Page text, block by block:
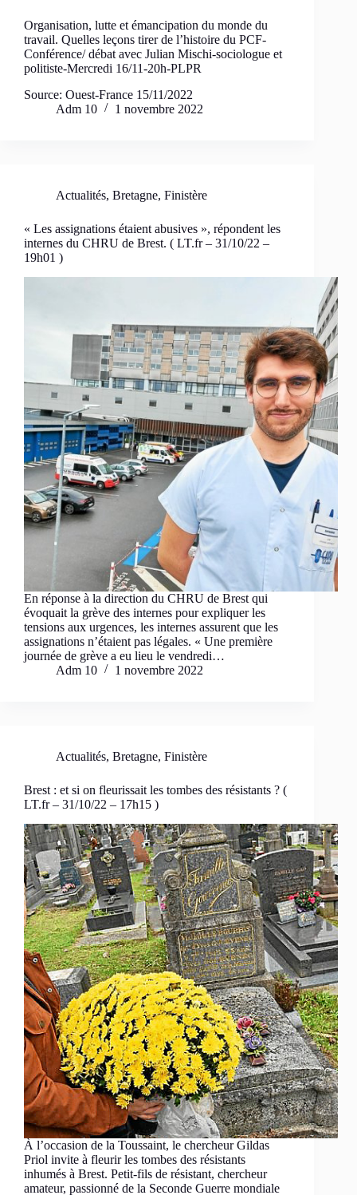
Organisation, lutte et émancipation du monde du
travail. Quelles leçons tirer de l’histoire du PCF-
Conférence/ débat avec Julian Mischi-sociologue et
politiste-Mercredi 16/11-20h-PLPR
Source: Ouest-France 15/11/2022
Adm 10
1 novembre 2022
Actualités, Bretagne, Finistère
« Les assignations étaient abusives », répondent les
internes du CHRU de Brest. ( LT.fr – 31/10/22 –
19h01 )
En réponse à la direction du CHRU de Brest qui
évoquait la grève des internes pour expliquer les
tensions aux urgences, les internes assurent que les
assignations n’étaient pas légales. « Une première
journée de grève a eu lieu le vendredi…
Adm 10
1 novembre 2022
Actualités, Bretagne, Finistère
Brest : et si on fleurissait les tombes des résistants ? (
LT.fr – 31/10/22 – 17h15 )
À l’occasion de la Toussaint, le chercheur Gildas
Priol invite à fleurir les tombes des résistants
inhumés à Brest. Petit-fils de résistant, chercheur
amateur, passionné de la Seconde Guerre mondiale